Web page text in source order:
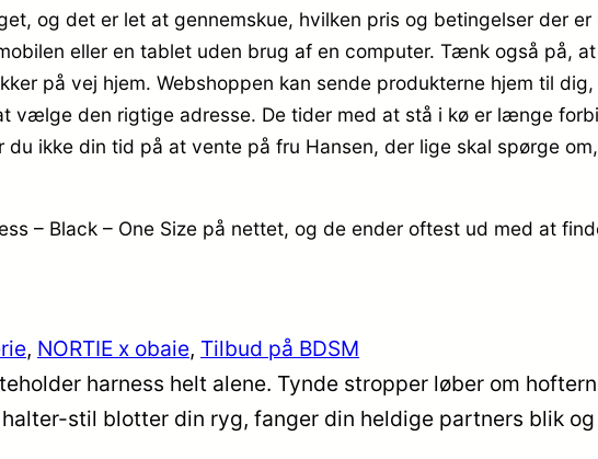
og det er let at gennemskue, hvilken pris og betingelser der
eller en tablet uden brug af en computer. Tænk også på,
på vej hjem. Webshoppen kan sende produkterne hjem til
vælge den rigtige adresse. De tider med at stå i kø er længe
ikke din tid på at vente på fru Hansen, der lige skal spørge
– Black – One Size på nettet, og de ender oftest ud med at
, NORTIE x obaie, Tilbud på BDSM
harness helt alene. Tynde stropper løber om
stil blotter din ryg, fanger din heldige partners blik